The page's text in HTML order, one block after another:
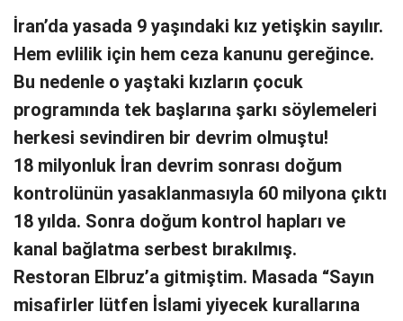
İran’da yasada 9 yaşındaki kız yetişkin sayılır.
Hem evlilik için hem ceza kanunu gereğince.
Bu nedenle o yaştaki kızların çocuk
programında tek başlarına şarkı söylemeleri
herkesi sevindiren bir devrim olmuştu!
18 milyonluk İran devrim sonrası doğum
kontrolünün yasaklanmasıyla 60 milyona çıktı
18 yılda. Sonra doğum kontrol hapları ve
kanal bağlatma serbest bırakılmış.
Restoran Elbruz’a gitmiştim. Masada “Sayın
misafirler lütfen İslami yiyecek kurallarına